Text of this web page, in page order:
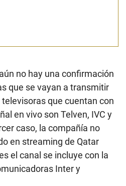
no hay una confirmación
que se vayan a transmitir
que cuentan con
en vivo son Telven, IVC y
caso, la compañía no
en streaming de Qatar
el canal se incluye con la
Inter y